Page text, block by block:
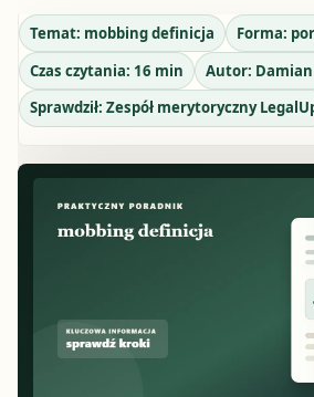
Temat: mobbing definicja Forma:
Czas czytania: 16 min Autor:
Sprawdził: Zespół merytoryczny